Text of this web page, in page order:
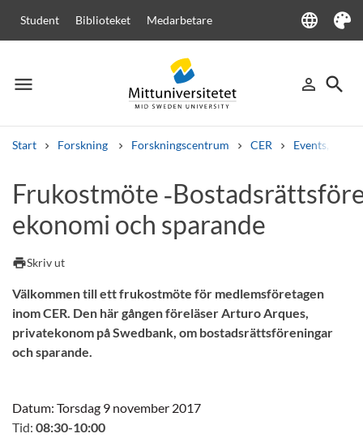
Student Biblioteket Medarbetare language
Language
Tema
menu
Meny person_outline
Logga in
search
Sök
Start Forskning Forskningscentrum CER Events,
Andra söktjänster
Kurser och programKursplaner Välkomstbrev
Frukostmöte
ekonomi och sparande
printSkriv ut
Välkommen till ett frukostmöte för medlemsföretagen
inom CER. Den här gången föreläser Arturo Arques,
privatekonom på Swedbank, om bostadsrättsföreningar
och sparande.
Datum: Torsdag 9 november 2017
Tid: 08:30-10:00